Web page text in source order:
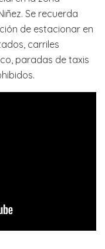
Se recuerda
de estacionar en
carriles
paradas de taxis